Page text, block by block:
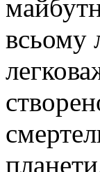
всьому